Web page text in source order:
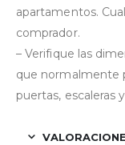
apartamentos.
comprador.
– Verifique las
que normalmente
puertas, escaleras